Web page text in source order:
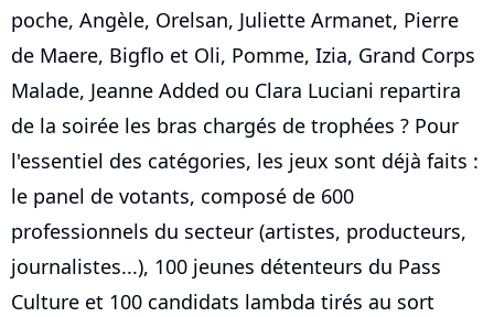
poche, Angèle, Orelsan, Juliette Armanet, Pierre
de Maere, Bigflo et Oli, Pomme, Izia, Grand Corps
Malade, Jeanne Added ou Clara Luciani repartira
de la soirée les bras chargés de trophées ? Pour
l'essentiel des catégories, les jeux sont déjà faits :
le panel de votants, composé de 600
professionnels du secteur (artistes, producteurs,
journalistes...), 100 jeunes détenteurs du Pass
Culture et 100 candidats lambda tirés au sort